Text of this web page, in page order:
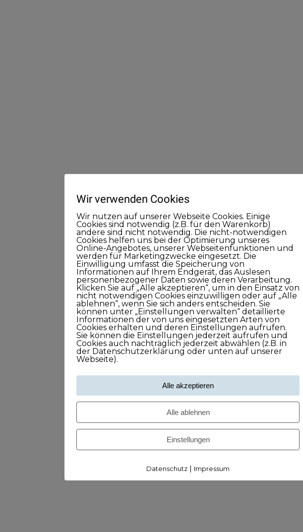
Wir verwenden Cookies
Wir nutzen auf unserer Webseite Cookies. Einige
Cookies sind notwendig (z.B. für den Warenkorb)
andere sind nicht notwendig. Die nicht-notwendigen
Cookies helfen uns bei der Optimierung unseres
Online-Angebotes, unserer Webseitenfunktionen und
werden für Marketingzwecke eingesetzt. Die
Einwilligung umfasst die Speicherung von
Informationen auf Ihrem Endgerät, das Auslesen
personenbezogener Daten sowie deren Verarbeitung.
Klicken Sie auf „Alle akzeptieren“, um in den Einsatz von
nicht notwendigen Cookies einzuwilligen oder auf „Alle
ablehnen“, wenn Sie sich anders entscheiden. Sie
können unter „Einstellungen verwalten“ detaillierte
Informationen der von uns eingesetzten Arten von
Cookies erhalten und deren Einstellungen aufrufen.
Sie können die Einstellungen jederzeit aufrufen und
Cookies auch nachträglich jederzeit abwählen (z.B. in
der Datenschutzerklärung oder unten auf unserer
Webseite).
Alle akzeptieren
Alle ablehnen
Einstellungen
Datenschutz | Impressum